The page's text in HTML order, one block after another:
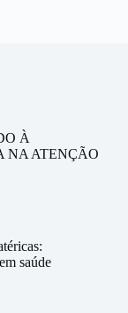
À
NA ATENÇÃO
saúde